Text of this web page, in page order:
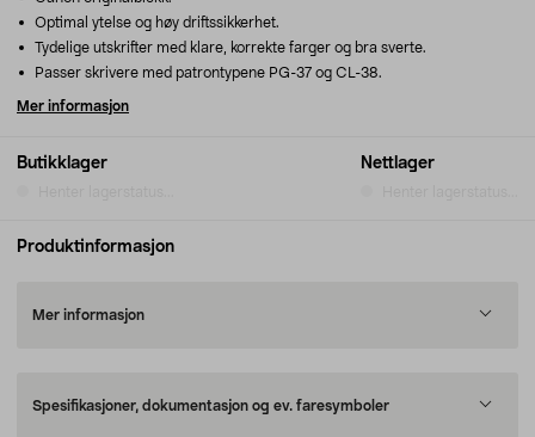
Butikklager Nettlager
Optimal ytelse og høy driftssikkerhet.
Tydelige utskrifter med klare, korrekte farger og bra sverte.
Passer skrivere med patrontypene PG-37 og CL-38.
Mer informasjon
Produktinformasjon
Mer informasjon
Spesifikasjoner, dokumentasjon og ev. faresymboler